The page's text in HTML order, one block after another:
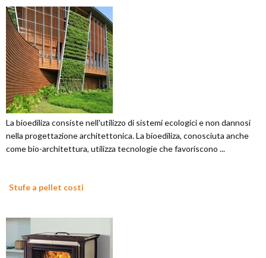
La bioediliza consiste nell'utilizzo di sistemi ecologici e non dannosi
nella progettazione architettonica. La bioediliza, conosciuta anche
come bio-architettura, utilizza tecnologie che favoriscono ...
Stufe a pellet costi